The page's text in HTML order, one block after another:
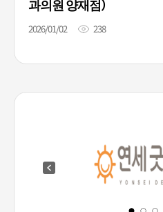
과의원 양재점）
2026/01/02 238